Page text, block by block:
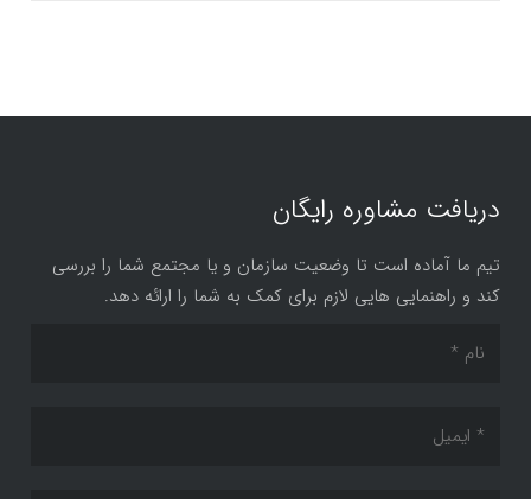
دریافت مشاوره رایگان
تیم ما آماده است تا وضعیت سازمان و یا مجتمع شما را بررسی
کند و راهنمایی هایی لازم برای کمک به شما را ارائه دهد.